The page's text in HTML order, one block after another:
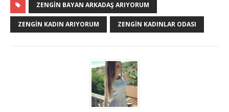
ZENGIN BAYAN ARKADAŞ ARIYORUM
ZENGIN KADIN ARIYORUM ZENGIN KADINLAR ODASI